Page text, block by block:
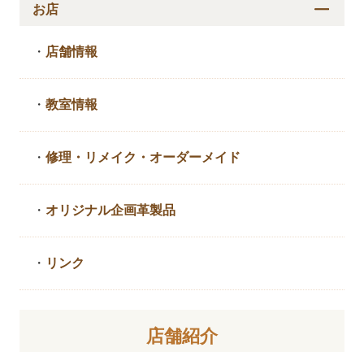
お店
・ 店舗情報
・教室情報
・修理・リメイク・ オーダーメイド
・ オリジナル企画革製品
・ リンク
店舗紹介